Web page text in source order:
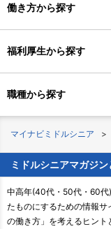
働き方から探す
福利厚生から探す
職種から探す
マイナビミドルシニア
ミドルシニアマガジン
中高年(40代・50代・60代
たものにするための情報サ
の働き方」を考えるヒント